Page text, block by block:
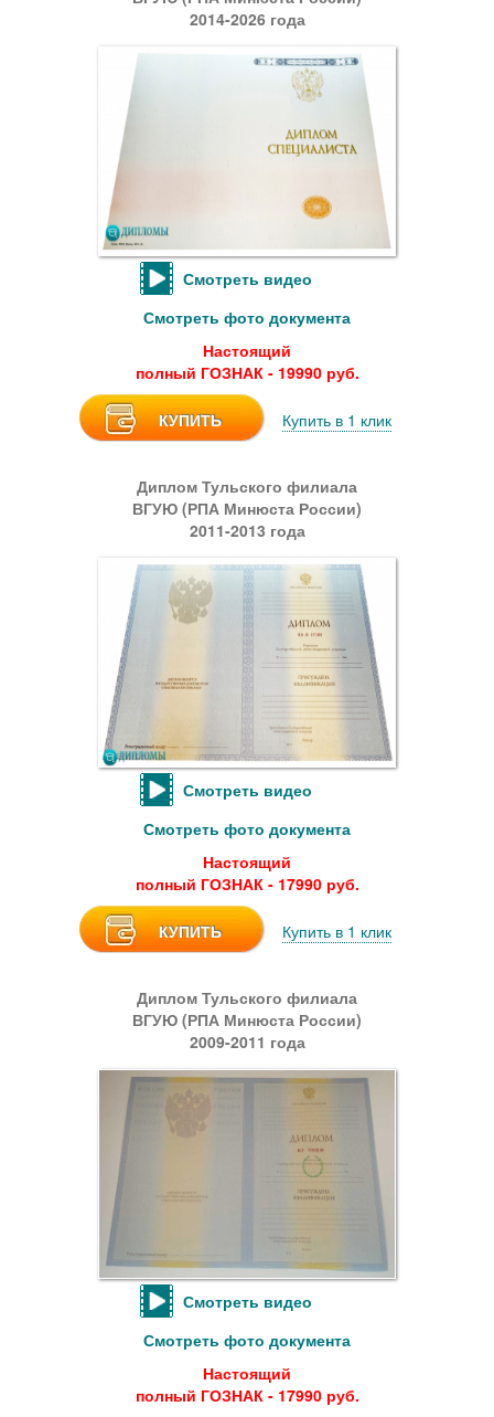
2014-2026 года
Смотреть видео
Смотреть фото документа
Настоящий
полный ГОЗНАК - 19990 руб.
КУПИТЬ Купить в 1 клик
Диплом Тульского филиала
ВГУЮ (РПА Минюста России)
2011-2013 года
Смотреть видео
Смотреть фото документа
Настоящий
полный ГОЗНАК - 17990 руб.
КУПИТЬ Купить в 1 клик
Диплом Тульского филиала
ВГУЮ (РПА Минюста России)
2009-2011 года
Смотреть видео
Смотреть фото документа
Настоящий
полный ГОЗНАК - 17990 руб.